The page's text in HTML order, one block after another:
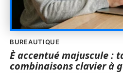
BUREAUTIQUE
È accentué majuscule :
combinaisons clavier à